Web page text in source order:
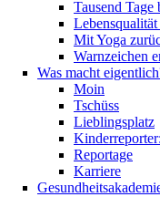
Tausend
Mit Yoga
Warnzeichen
Was macht
Moin
Tschüss
Lieblingsplatz
Reportage
Karriere